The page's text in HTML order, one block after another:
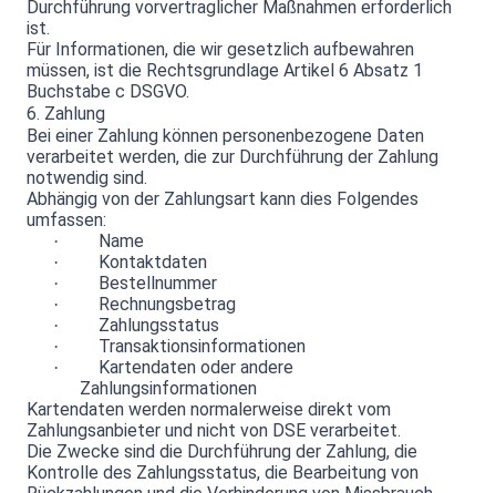
Durchführung vorvertraglicher Maßnahmen erforderlich
ist.
Für Informationen, die wir gesetzlich aufbewahren
müssen, ist die Rechtsgrundlage Artikel 6 Absatz 1
Buchstabe c DSGVO.
6. Zahlung
Bei einer Zahlung können personenbezogene Daten
verarbeitet werden, die zur Durchführung der Zahlung
notwendig sind.
Abhängig von der Zahlungsart kann dies Folgendes
umfassen:
· Name
· Kontaktdaten
· Bestellnummer
· Rechnungsbetrag
· Zahlungsstatus
· Transaktionsinformationen
·
Kartendaten oder andere
Zahlungsinformationen
Kartendaten werden normalerweise direkt vom
Zahlungsanbieter und nicht von DSE verarbeitet.
Die Zwecke sind die Durchführung der Zahlung, die
Kontrolle des Zahlungsstatus, die Bearbeitung von